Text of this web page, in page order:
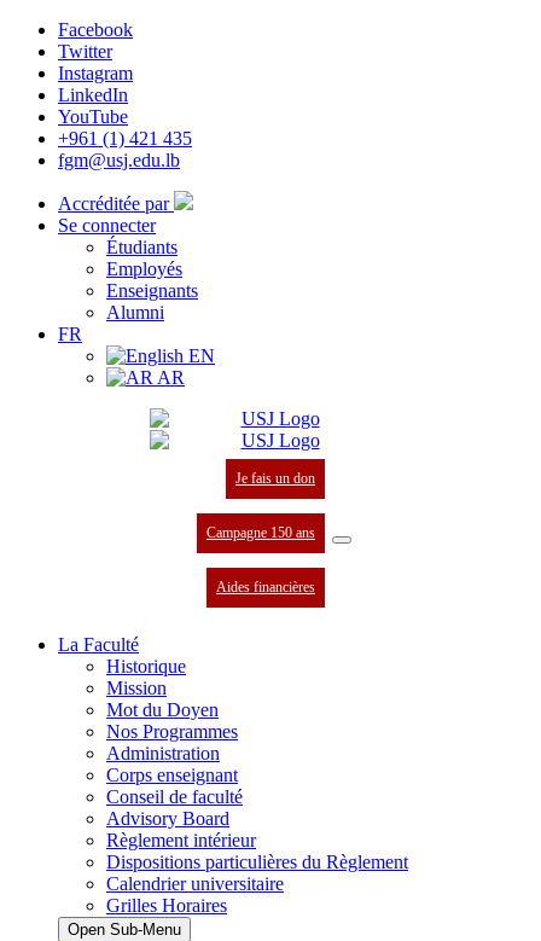
Facebook
Twitter
Instagram
LinkedIn
YouTube
+961 (1) 421 435
fgm@usj.edu.lb
Accréditée par
Se connecter
Étudiants
Employés
Enseignants
Alumni
FR
EN
AR
Je fais un don
Campagne 150 ans
Aides financières
La Faculté
Historique
Mission
Mot du Doyen
Nos Programmes
Administration
Corps enseignant
Conseil de faculté
Advisory Board
Règlement intérieur
Dispositions particulières du Règlement
Calendrier universitaire
Grilles Horaires
Open Sub-Menu